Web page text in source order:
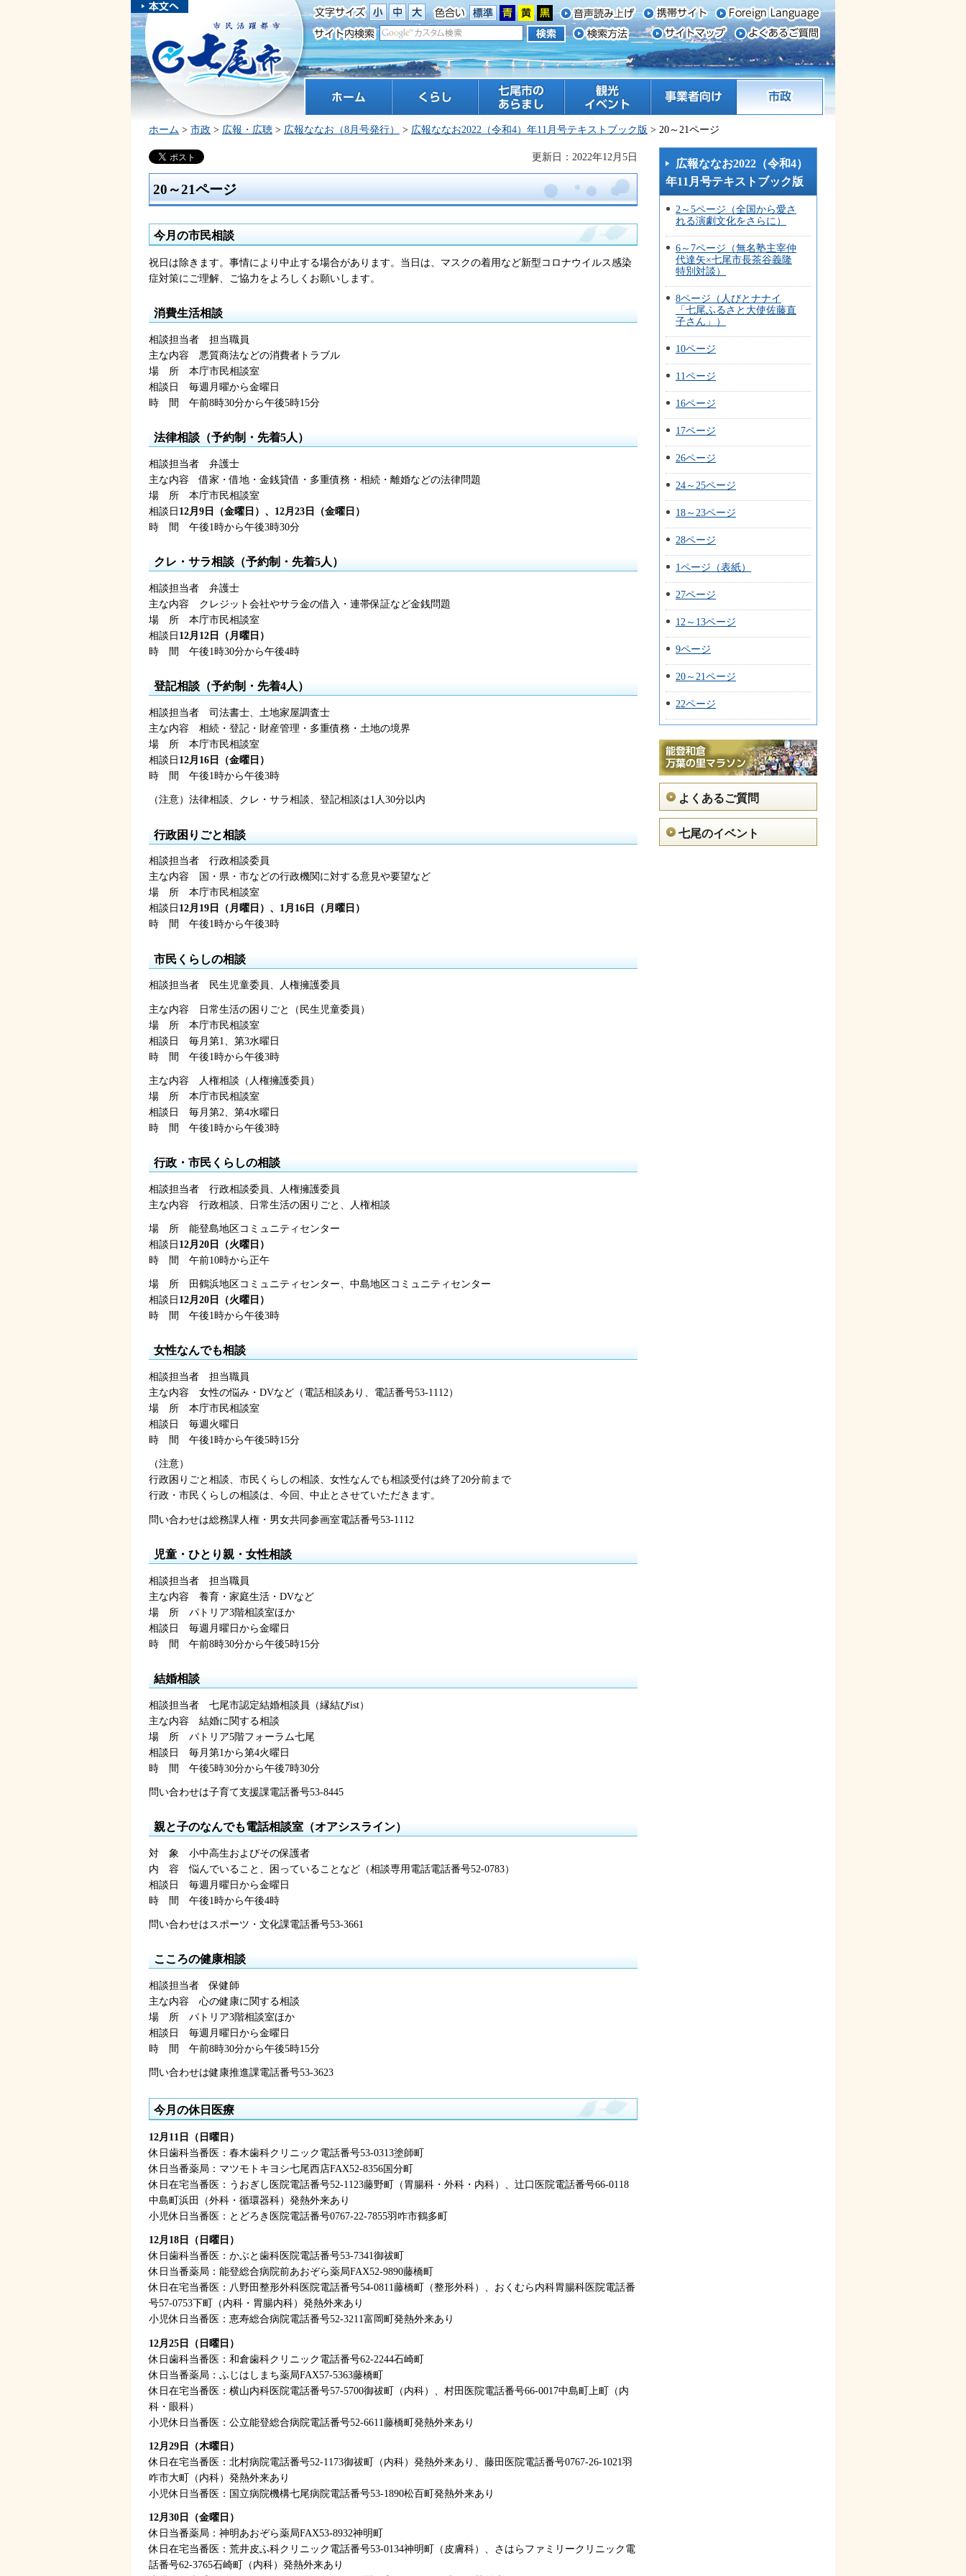
本文へスキ
ップしま
す。
市民活躍都市 七尾市
七尾市のあらまし 観光 イベント 市政
ホーム > 市政 > 広報・広聴 > 広報ななお（8月号発行） > 広報ななお2022（令和4）年11月号テキストブック版 > 20～21ページ
更新日：2022年12月5日
20～21ページ
今月の市民相談
祝日は除きます。事情により中止する場合があります。当日は、マスクの着用など新型コロナウイルス感染
症対策にご理解、ご協力をよろしくお願いします。
消費生活相談
相談担当者 担 当職員
主な内容
悪質商法などの消費者トラブル
場
所 本庁市民相談室
相談日
毎週月曜から金曜日
時
間 午前8時30分から午後5時15分
法律相談（予約制・先着5人）
相談担当者 弁護士
主な内容
借家・借地・金銭貸借・多重債務・相続・離婚などの法律問題
場
所 本庁市民相談室
相談日 12月9日（金曜日）、12月23日（金曜日）
時
間 午後1時から午後3時30分
クレ・サラ相談（予約制・先着5人）
相談担当者 弁護士
主な内容
ク レジット会社やサラ金の借入・連帯保証など金銭問題
場
所 本庁市民相談室
相談日 12月12日（月曜日）
時
間 午後1時30分から午後4時
登記相談（予約制・先着4人）
相談担当者 司 法書士、土地家屋調査士
主な内容
相続・登記・財産管理・多重債務・土地の境界
場
所 本庁市民相談室
相談日 12月16日（金曜日）
時
間 午後1時から午後3時
（注意）法律相談、クレ・サラ相談、登記相談は1人30分以内
行政困りごと相談
相談担当者 行政相談委員
主な内容
国 ・県・市などの行政機関に対する意見や要望など
場
所 本庁市民相談室
相談日 12月19日（月曜日）、1月16日（月曜日）
時
間 午後1時から午後3時
市民くらしの相談
相談担当者 民生児童委員、人権擁護委員
主な内容 日常生活の困りごと（民生児童委員）
場
所 本庁市民相談室
相談日
毎 月第1、第3水曜日
時
間 午後1時から午後3時
主な内容 人 権相談（人権擁護委員）
場
所 本庁市民相談室
相談日
毎 月第2、第4水曜日
時
間 午後1時から午後3時
行政・市民くらしの相談
相談担当者 行政相談委員、人権擁護委員
主な内容
行政相談、日常生活の困りごと、人権相談
場 所 能登島地区コミュニティセンター
相談日 12月20日（火曜日）
時
間 午前10時から正午
場 所 田 鶴浜地区コミュニティセンター、中島地区コミュニティセンター
相談日 12月20日（火曜日）
時
間 午後1時から午後3時
女性なんでも相談
相談担当者 担 当職員
主な内容
女性の悩み・DVなど（電話相談あり、電話番号53-1112）
場
所 本庁市民相談室
相談日
毎週火曜日
時
間 午後1時から午後5時15分
（注意）
行政困りごと相談、市民くらしの相談、女性なんでも相談受付は終了20分前まで
行政・市民くらしの相談は、今回、中止とさせていただきます。
問い合わせは総務課人権・男女共同参画室電話番号53-1112
児童・ひとり親・女性相談
相談担当者 担 当職員
主な内容
養育・家庭生活・DVなど
場
所 パ トリア3階相談室ほか
相談日
毎週月曜日から金曜日
時
間 午前8時30分から午後5時15分
結婚相談
相談担当者 七尾市認定結婚相談員（縁結びist）
主な内容
結婚に関する相談
場
所 パ トリア5階フォーラム七尾
相談日
毎 月第1から第4火曜日
時
間 午後5時30分から午後7時30分
問い合わせは子育て支援課電話番号53-8445
親と子のなんでも電話相談室（オアシスライン）
対 象 小中高生およびその保護者
内
容 悩 んでいること、困っていることなど（相談専用電話電話番号52-0783）
相談日
毎週月曜日から金曜日
時
間 午後1時から午後4時
問い合わせはスポーツ・文化課電話番号53-3661
こころの健康相談
相談担当者 保健師
主な内容
心の健康に関する相談
場
所 パ トリア3階相談室ほか
相談日
毎週月曜日から金曜日
時
間 午前8時30分から午後5時15分
問い合わせは健康推進課電話番号53-3623
今月の休日医療
12月11日（日曜日）
休日歯科当番医：春木歯科クリニック電話番号53-0313塗師町
休日当番薬局：マツモトキヨシ七尾西店FAX52-8356国分町
休日在宅当番医：うおぎし医院電話番号52-1123藤野町（胃腸科・外科・内科）、辻口医院電話番号66-0118
中島町浜田（外科・循環器科）発熱外来あり
小児休日当番医：とどろき医院電話番号0767-22-7855羽咋市鶴多町
12月18日（日曜日）
休日歯科当番医：かぶと歯科医院電話番号53-7341御祓町
休日当番薬局：能登総合病院前あおぞら薬局FAX52-9890藤橋町
休日在宅当番医：八野田整形外科医院電話番号54-0811藤橋町（整形外科）、おくむら内科胃腸科医院電話番
号57-0753下町（内科・胃腸内科）発熱外来あり
小児休日当番医：恵寿総合病院電話番号52-3211富岡町発熱外来あり
12月25日（日曜日）
休日歯科当番医：和倉歯科クリニック電話番号62-2244石崎町
休日当番薬局：ふじはしまち薬局FAX57-5363藤橋町
休日在宅当番医：横山内科医院電話番号57-5700御祓町（内科）、村田医院電話番号66-0017中島町上町（内
科・眼科）
小児休日当番医：公立能登総合病院電話番号52-6611藤橋町発熱外来あり
12月29日（木曜日）
休日在宅当番医：北村病院電話番号52-1173御祓町（内科）発熱外来あり、藤田医院電話番号0767-26-1021羽
咋市大町（内科）発熱外来あり
小児休日当番医：国立病院機構七尾病院電話番号53-1890松百町発熱外来あり
12月30日（金曜日）
休日当番薬局：神明あおぞら薬局FAX53-8932神明町
休日在宅当番医：荒井皮ふ科クリニック電話番号53-0134神明町（皮膚科）、さはらファミリークリニック電
話番号62-3765石崎町（内科）発熱外来あり
広報ななお2022（令和4）
年11月号テキストブック版
2～5ページ（全国から愛さ
れる演劇文化をさらに）
6～7ページ（無名塾主宰仲
代達矢×七尾市長茶谷義隆
特別対談）
8ページ（人びとナナイ
「七尾ふるさと大使佐藤直
子さん」）
10ページ
11ページ
16ページ
17ページ
26ページ
24～25ページ
18～23ページ
28ページ
1ページ（表紙）
27ページ
12～13ページ
9ページ
20～21ページ
22ページ
よくあるご質問
七尾のイベント